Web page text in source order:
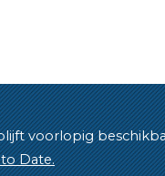
voorlopig
Date.